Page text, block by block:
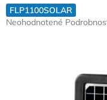
FLP1100SOLAR
Priemerné
Neohodnotené